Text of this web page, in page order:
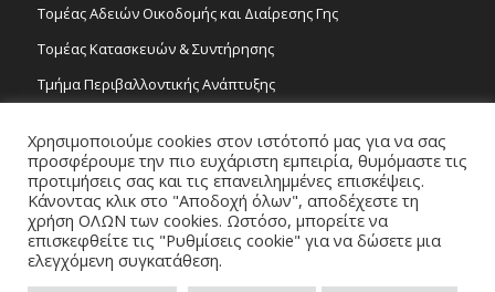
Τομέας Αδειών Οικοδομής και Διαίρεσης Γης
Τομέας Κατασκευών & Συντήρησης
Τμήμα Περιβαλλοντικής Ανάπτυξης
Τομέας Γραμμάτων και Τεχνών
Τροχονομία
Χρησιμοποιούμε cookies στον ιστότοπό μας για να σας
προσφέρουμε την πιο ευχάριστη εμπειρία, θυμόμαστε τις
προτιμήσεις σας και τις επανειλημμένες επισκέψεις.
Κάνοντας κλικ στο "Αποδοχή όλων", αποδέχεστε τη
χρήση ΟΛΩΝ των cookies. Ωστόσο, μπορείτε να
επισκεφθείτε τις "Ρυθμίσεις cookie" για να δώσετε μια
ελεγχόμενη συγκατάθεση.